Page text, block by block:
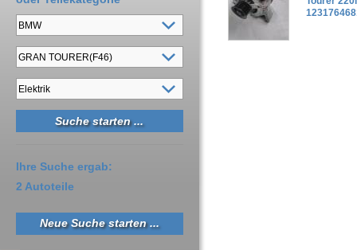
Ihre Suche ergab:
2 Autoteile
Neue Suche starten ...